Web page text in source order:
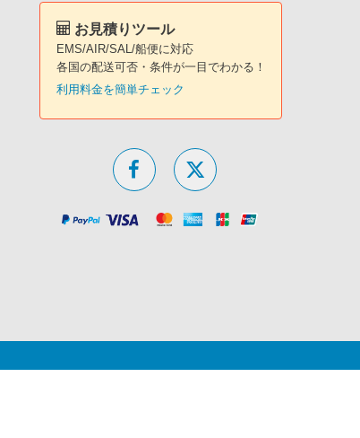
お見積りツール
EMS/AIR/SAL/船便に対応
各国の配送可否・条件が一目でわかる！
利用料金を簡単チェック